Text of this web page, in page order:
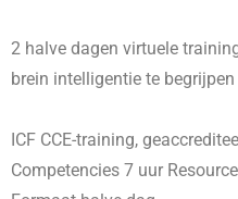
2 halve dagen virtuele
brein intelligentie te begrijpen
ICF CCE-training,
Competencies 7 uur